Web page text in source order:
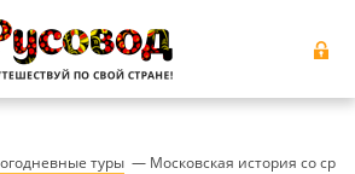
туры — Московская история со ср